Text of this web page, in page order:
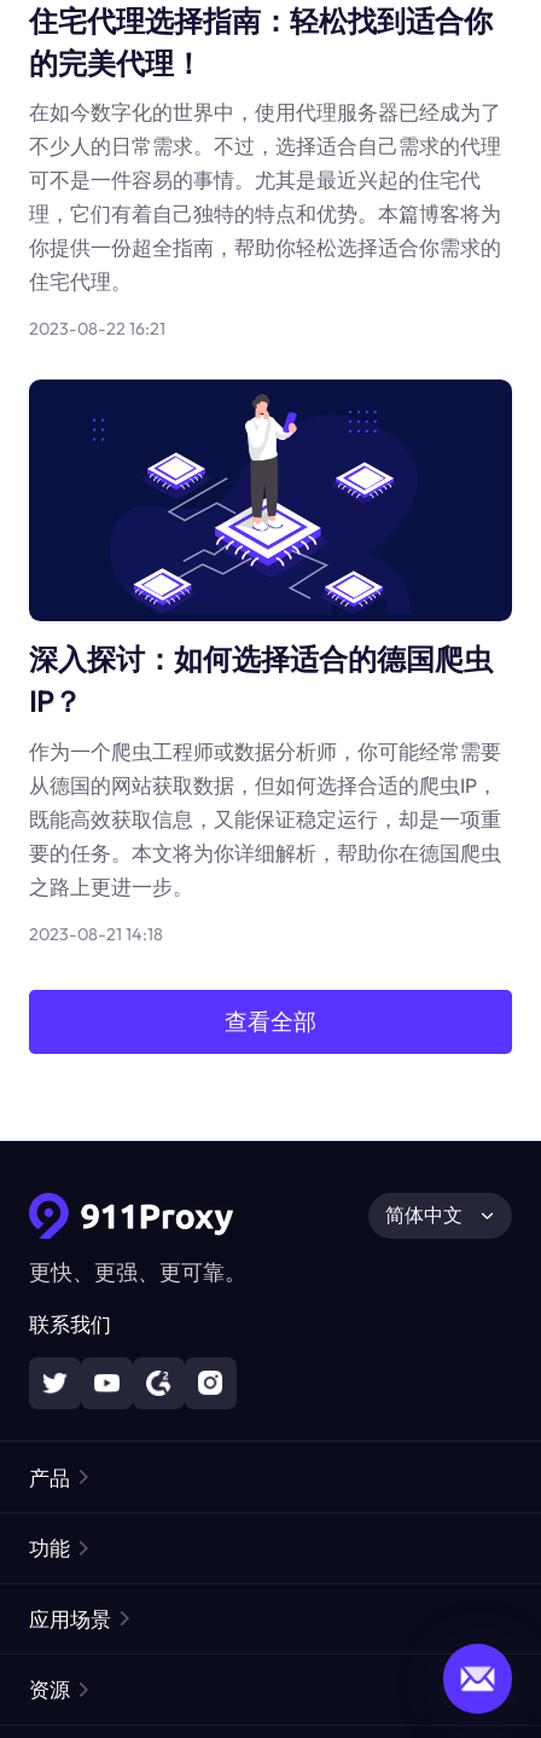
住宅代理选择指南：轻松找到适合你
的完美代理！
在如今数字化的世界中，使用代理服务器已经成为了
不少人的日常需求。不过，选择适合自己需求的代理
可不是一件容易的事情。尤其是最近兴起的住宅代
理，它们有着自己独特的特点和优势。本篇博客将为
你提供一份超全指南，帮助你轻松选择适合你需求的
住宅代理。
2023-08-22 16:21
深入探讨：如何选择适合的德国爬虫
IP？
作为一个爬虫工程师或数据分析师，你可能经常需要
从德国的网站获取数据，但如何选择合适的爬虫IP，
既能高效获取信息，又能保证稳定运行，却是一项重
要的任务。本文将为你详细解析，帮助你在德国爬虫
之路上更进一步。
2023-08-21 14:18
查看全部
更快、更强、更可靠。
联系我们
简体中文
产品
静态住宅代理
功能
ISP代理
应用场景
资源